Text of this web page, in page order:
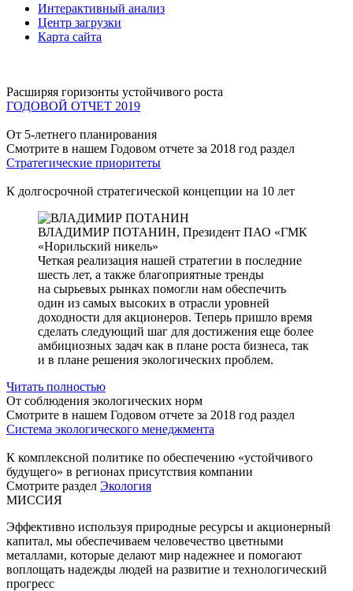
Интерактивный анализ
Центр загрузки
Карта сайта
Расширяя горизонты устойчивого роста
ГОДОВОЙ ОТЧЕТ 2019
От 5-летнего планирования
Смотрите в нашем Годовом отчете за 2018 год раздел
Стратегические приоритеты
К долгосрочной стратегической концепции на 10 лет
ВЛАДИМИР ПОТАНИН, Президент ПАО «ГМК
«Норильский никель»
Четкая реализация нашей стратегии в последние
шесть лет, а также благоприятные тренды
на сырьевых рынках помогли нам обеспечить
один из самых высоких в отрасли уровней
доходности для акционеров. Теперь пришло время
сделать следующий шаг для достижения еще более
амбициозных задач как в плане роста бизнеса, так
и в плане решения экологических проблем.
Читать полностью
От соблюдения экологических норм
Смотрите в нашем Годовом отчете за 2018 год раздел
Система экологического менеджмента
К комплексной политике по обеспечению «устойчивого
будущего» в регионах присутствия компании
Смотрите раздел Экология
МИССИЯ
Эффективно используя природные ресурсы и акционерный
капитал, мы обеспечиваем человечество цветными
металлами, которые делают мир надежнее и помогают
воплощать надежды людей на развитие и технологический
прогресс